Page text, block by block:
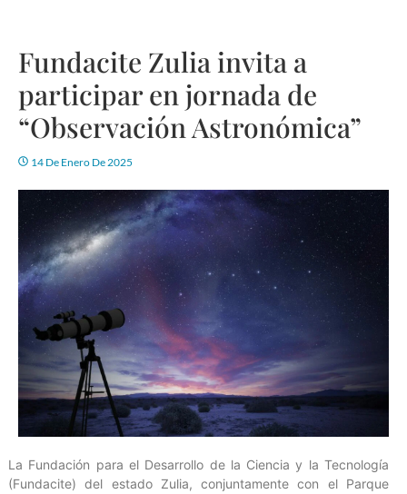
Fundacite Zulia invita a
participar en jornada de
“Observación Astronómica”
14 De Enero De 2025
La Fundación para el Desarrollo de la Ciencia y la Tecnología
(Fundacite) del estado Zulia, conjuntamente con el Parque